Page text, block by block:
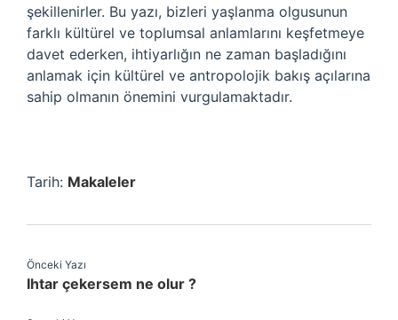
şekillenirler. Bu yazı, bizleri yaşlanma olgusunun
farklı kültürel ve toplumsal anlamlarını keşfetmeye
davet ederken, ihtiyarlığın ne zaman başladığını
anlamak için kültürel ve antropolojik bakış açılarına
sahip olmanın önemini vurgulamaktadır.
Tarih: Makaleler
Önceki Yazı
Ihtar çekersem ne olur ?